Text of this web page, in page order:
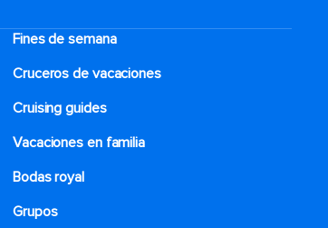
Fines de semana
Cruceros de vacaciones
Cruising guides
Vacaciones en familia
Bodas royal
Grupos